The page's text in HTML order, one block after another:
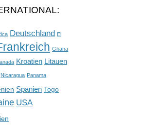
Deutschland El
Ghana
Kroatien Litauen
Nicaragua Panama
Spanien Togo
USA